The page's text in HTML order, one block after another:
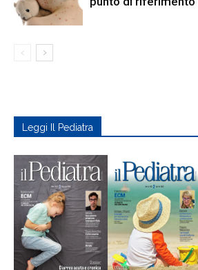
Leggi Il Pediatra